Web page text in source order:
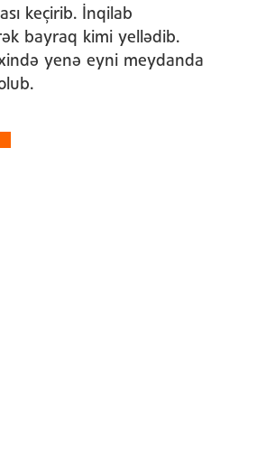
keçirib. İnqilab
bayraq kimi yellədib.
yenə eyni meydanda